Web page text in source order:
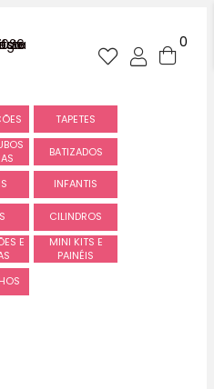
0
TAPETES
BATIZADOS
INFANTIS
CILINDROS
E
MINI KITS E
PAINÉIS